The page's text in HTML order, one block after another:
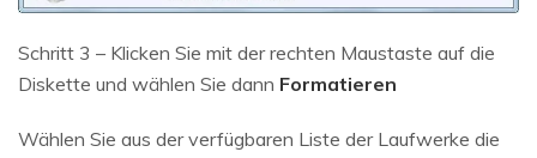
Schritt 3 – Klicken Sie mit der rechten Maustaste auf die
Diskette und wählen Sie dann Formatieren
Wählen Sie aus der verfügbaren Liste der Laufwerke die